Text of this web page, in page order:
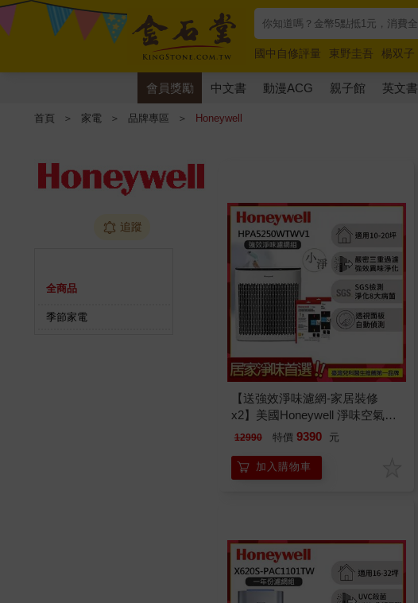
國中自修評量 東野圭吾 楊双子
唯紅花綻放
奧德賽 路邊攤新作
會員獎勵 中文書 動漫ACG 親子館 英文書
首頁 ＞ 家電 ＞ 品牌專區 ＞ Honeywell
追蹤
全商品
季節家電
【送強效淨味濾網-家居裝修
x2】美國Honeywell 淨味空氣清
淨機 HPA-5250WTWV1
12990 特價 9390 元
加入購物車